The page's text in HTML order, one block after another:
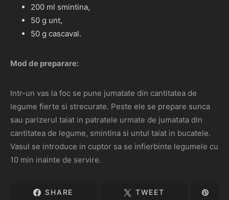
200 ml smintina,
50 g unt,
50 g cascaval.
Mod de preparare:
Intr-un vas la foc se pune jumatate din cantitatea de
legume fierte si strecurate. Peste ele se prepare sunca
sau parizerul taiat in patratele urmate de jumatata din
cantitatea de legume, smintina si untul taiat in bucatele.
Vasul se introduce in cuptor sa se infierbinte legumele cu
10 min inainte de servire.
SHARE TWEET